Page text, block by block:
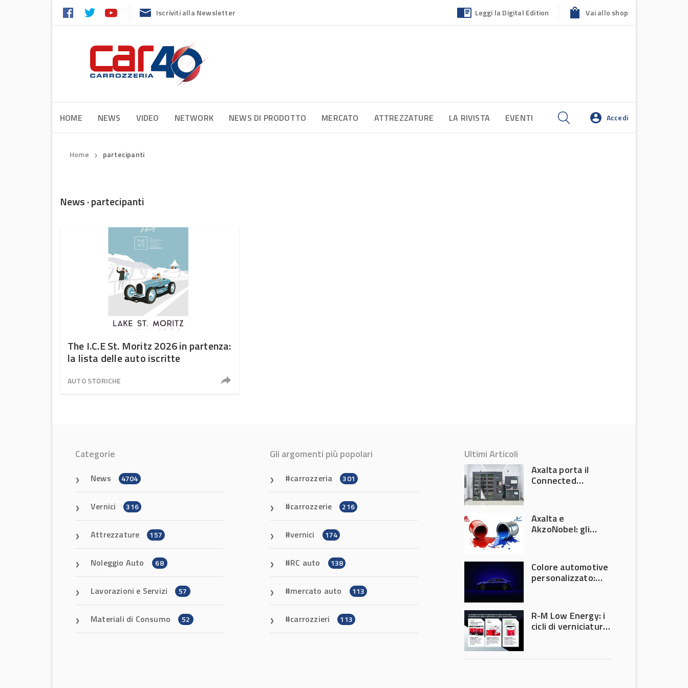
Iscriviti alla Newsletter Leggi la Digital Edition Vai allo shop
HOME NEWS VIDEO NETWORK NEWS DI PRODOTTO MERCATO ATTREZZATURE LA RIVISTA EVENTI Accedi
Home ❯ partecipanti
News · partecipanti
The I.C.E St. Moritz 2026 in partenza:
la lista delle auto iscritte
AUTO STORICHE
Categorie
News 4704
Vernici 316
Attrezzature 157
Noleggio Auto 68
Lavorazioni e Servizi 57
Materiali di Consumo 52
Gli argomenti più popolari
carrozzeria 301
carrozzerie 216
vernici 174
RC auto 138
mercato auto 113
carrozzieri 113
Ultimi Articoli
Axalta porta il
Connected
Automechanika
Frankfurt 2026
Axalta e
AkzoNobel: gli
Colore automotive
personalizzato:
diventa ingegneria
di precisione
R-M Low Energy: i
cicli di verniciatura
tempi e costi in